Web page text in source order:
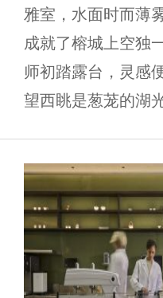
雅室，水面时而薄
成就了榕城上空独
师初踏露台，灵感
望西眺是葱茏的湖